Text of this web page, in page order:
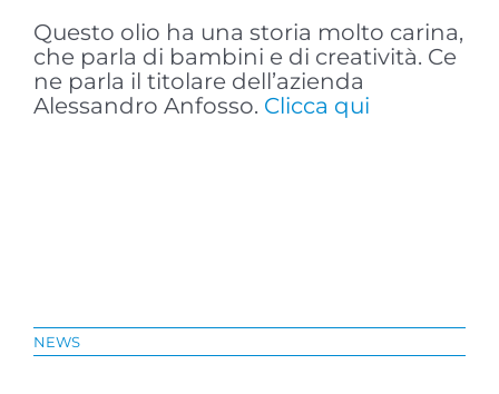
Questo olio ha una storia molto carina,
che parla di bambini e di creatività. Ce
ne parla il titolare dell’azienda
Alessandro Anfosso. Clicca qui
NEWS